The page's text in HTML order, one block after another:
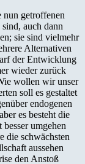
nun getroffenen
auch dann
sie sind vielmehr
Alternativen
der Entwicklung
wieder zurück
wollen wir unser
soll es gestaltet
endogenen
es besteht die
umgehen
die schwächsten
aussehen
den Anstoß